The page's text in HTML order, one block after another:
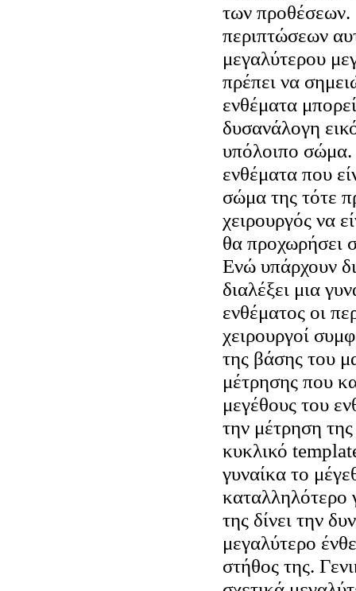
των προθέσεων.
περιπτώσεων
μεγαλύτερου
πρέπει να
ενθέματα
δυσανάλογη
υπόλοιπο σώμα.
ενθέματα που
σώμα της τότε
χειρουργός να
θα προχωρήσει
Ενώ υπάρχουν
διαλέξει μια
ενθέματος οι
χειρουργοί
της βάσης του
μέτρησης που
μεγέθους του
την μέτρηση
κυκλικό
γυναίκα το
καταλληλότερο
της δίνει την
μεγαλύτερο
στήθος της.